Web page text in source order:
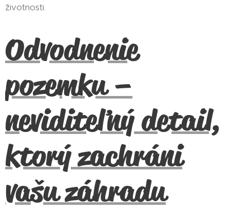
životnosti.
Odvodnenie
pozemku –
neviditeľný detail,
ktorý zachráni
vašu záhradu